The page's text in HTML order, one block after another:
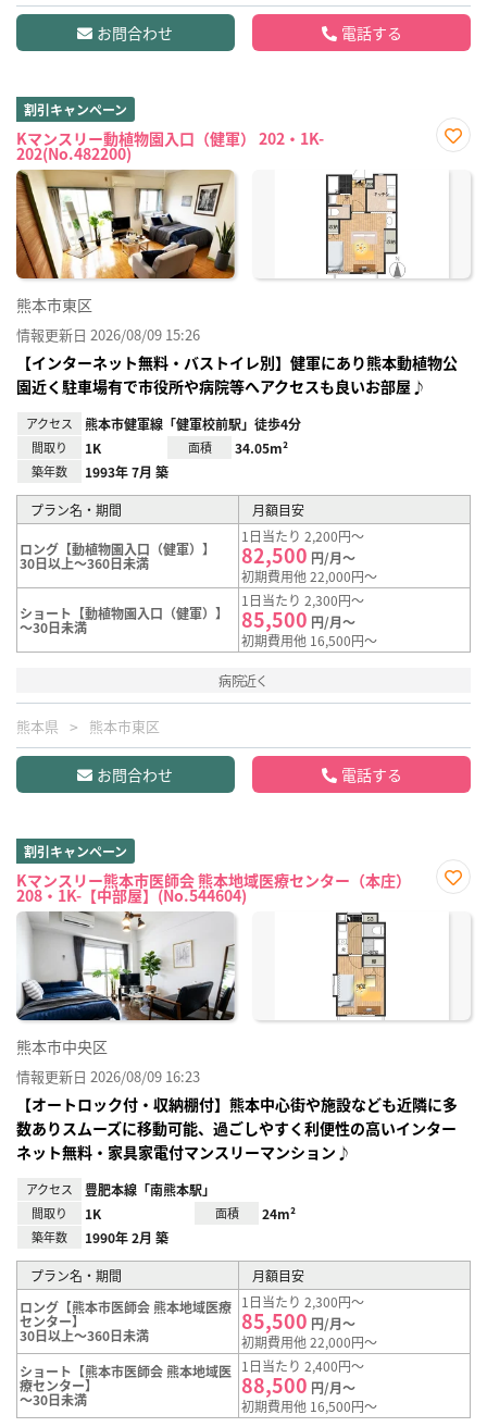
お問合わせ 電話する
割引キャンペーン
Kマンスリー動植物園入口（健軍） 202・1K-
202(No.482200)
に入
熊本市東区
情報更新日 2026/08/09 15:26
【インターネット無料・バストイレ別】健軍にあり熊本動植物公
園近く駐車場有で市役所や病院等へアクセスも良いお部屋♪
アクセス 熊本市健軍線「健軍校前駅」徒歩4分
間取り 1K 面積 34.05m²
築年数 1993年 7月 築
プラン名・期間 月額目安
ロング【動植物園入口（健軍）】
30日以上～360日未満
1日当たり 2,200円～
82,500 円/月～
初期費用他 22,000円～
ショート【動植物園入口（健軍）】
～30日未満
1日当たり 2,300円～
85,500 円/月～
初期費用他 16,500円～
病院近く
熊本県 熊本市東区
お問合わせ 電話する
割引キャンペーン
Kマンスリー熊本市医師会 熊本地域医療センター（本庄）
208・1K-【中部屋】(No.544604)
に入
熊本市中央区
情報更新日 2026/08/09 16:23
【オートロック付・収納棚付】熊本中心街や施設なども近隣に多
数ありスムーズに移動可能、過ごしやすく利便性の高いインター
ネット無料・家具家電付マンスリーマンション♪
アクセス 豊肥本線「南熊本駅」
間取り 1K 面積 24m²
築年数 1990年 2月 築
プラン名・期間
月額目安
ロング【熊本市医師会 熊本地域医療
センター】
30日以上～360日未満
1日当たり 2,300円～
85,500 円/月～
初期費用他 22,000円～
ショート【熊本市医師会 熊本地域医
療センター】
～30日未満
1日当たり 2,400円～
88,500 円/月～
初期費用他 16,500円～